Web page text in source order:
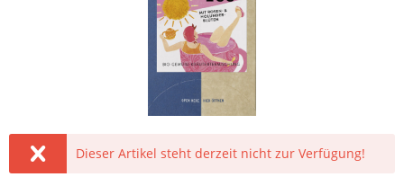
Dieser Artikel steht derzeit nicht zur Verfügung!